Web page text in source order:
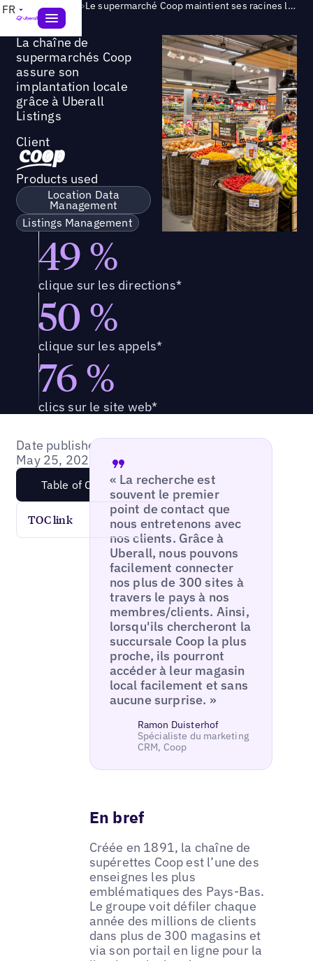
FR Success Story > Le supermarché Coop maintient ses racines locales grâce à Uberall Listings
La chaîne de
supermarchés Coop
assure son
implantation locale
grâce à Uberall
Listings
Client
Products used
Location Data
Management
Listings Management
49 %
clique sur les directions*
50 %
clique sur les appels*
76 %
clics sur le site web*
Date published:
May 25, 2020
Table of Content
TOC link
« La recherche est
souvent le premier
point de contact que
nous entretenons avec
nos clients. Grâce à
Uberall, nous pouvons
facilement connecter
nos plus de 300 sites à
travers le pays à nos
membres/clients. Ainsi,
lorsqu'ils chercheront la
succursale Coop la plus
proche, ils pourront
accéder à leur magasin
local facilement et sans
aucune surprise. »
Ramon Duisterhof
Spécialiste du marketing
CRM, Coop
En bref
Créée en 1891, la chaîne de
supérettes Coop est l’une des
enseignes les plus
emblématiques des Pays-Bas.
Le groupe voit défiler chaque
année des millions de clients
dans plus de 300 magasins et
via son portail en ligne pour la